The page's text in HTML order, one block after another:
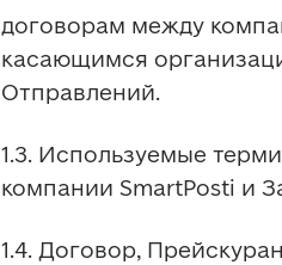
договорам между
касающимся
Отправлений.
1.3. Используемые
компании SmartPosti и
1.4. Договор,